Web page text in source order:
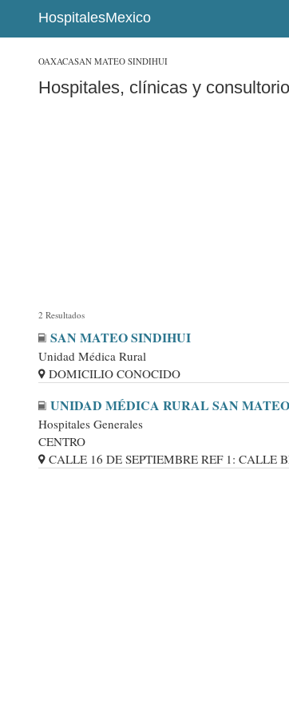
HospitalesMexico
OAXACASAN MATEO SINDIHUI
Hospitales, clínicas y
2 Resultados
SAN MATEO SINDIHUI
Unidad Médica Rural
DOMICILIO CONOCIDO
UNIDAD MÉDICA RURAL SAN
Hospitales Generales
CENTRO
CALLE 16 DE SEPTIEMBRE REF 1: CALLE